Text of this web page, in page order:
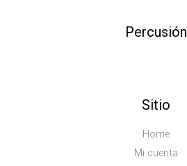
Percusión
Sitio
Home
Mi cuenta